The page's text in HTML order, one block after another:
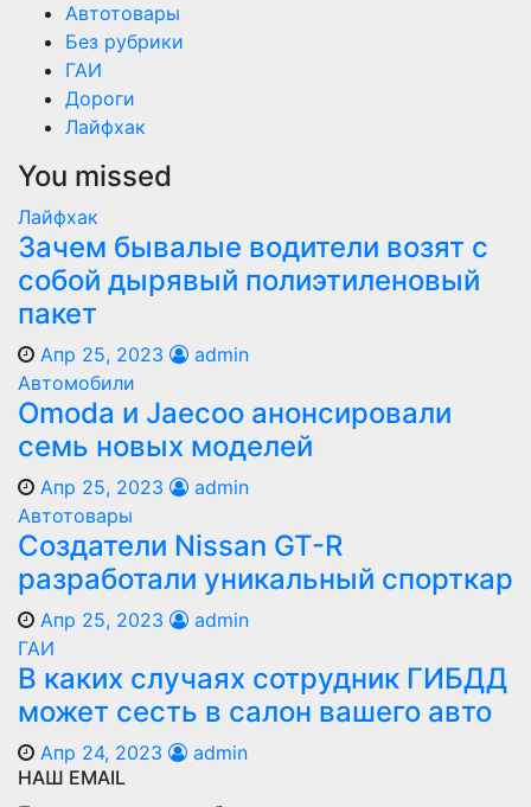
Автотовары
Без рубрики
ГАИ
Дороги
Лайфхак
You missed
Лайфхак
Зачем бывалые водители возят с
собой дырявый полиэтиленовый
пакет
Апр 25, 2023
admin
Автомобили
Оmoda и Jaecoo анонсировали
семь новых моделей
Апр 25, 2023
admin
Автотовары
Создатели Nissan GT-R
разработали уникальный спорткар
Апр 25, 2023
admin
ГАИ
В каких случаях сотрудник ГИБДД
может сесть в салон вашего авто
Апр 24, 2023
admin
НАШ EMAIL